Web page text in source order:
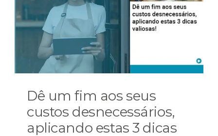
Dê um fim aos seus
custos desnecessários,
aplicando estas 3 dicas